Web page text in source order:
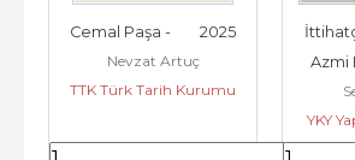
Cemal Paşa -        2025
Nevzat Artuç
TTK Türk Tarih Kurumu
Azmi
YKY